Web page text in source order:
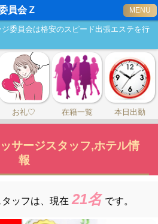
員会Ｚ MENU
委員会は格安のスピード出張エステを行
お礼♡ 在籍一覧 本日出勤
サージスタッフ,ホテル情
報
ッフは、 現在 21名 です。